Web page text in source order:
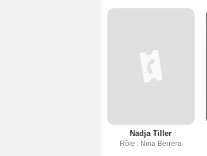
Nadja Tiller
Rôle : Nina Berrera